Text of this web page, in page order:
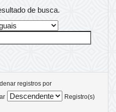
de busca.
registros por
Registro(s)